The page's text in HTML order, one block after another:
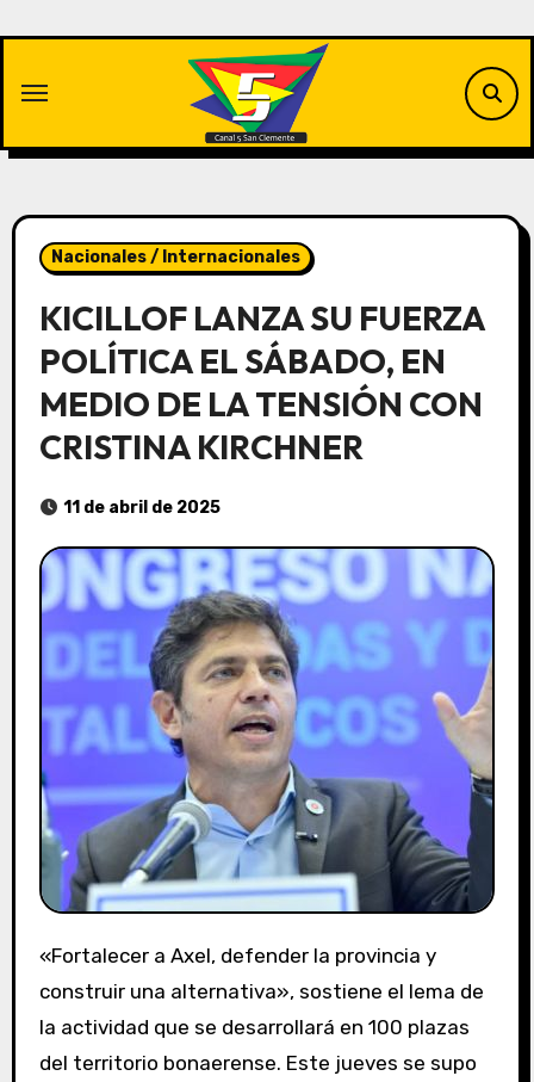
contenido
Nacionales / Internacionales
KICILLOF LANZA SU FUERZA
POLÍTICA EL SÁBADO, EN
MEDIO DE LA TENSIÓN CON
CRISTINA KIRCHNER
11 de abril de 2025
«Fortalecer a Axel, defender la provincia y
construir una alternativa», sostiene el lema de
la actividad que se desarrollará en 100 plazas
del territorio bonaerense. Este jueves se supo